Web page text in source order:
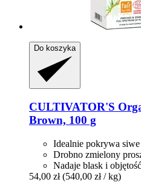
Do koszyka
CULTIVATOR'S
Brown, 100 g
Idealnie pokrywa siwe
Drobno zmielony
Nadaje blask i objętość
54,00 zł (540,00 zł / kg)